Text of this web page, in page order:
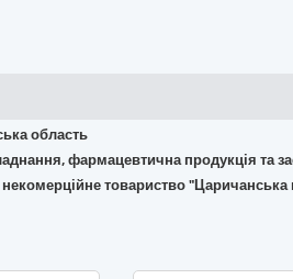
область
фармацевтична продукція та
некомерційне товариство